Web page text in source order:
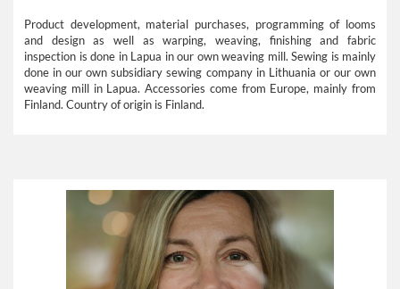
Product development, material purchases, programming of looms
and design as well as warping, weaving, finishing and fabric
inspection is done in Lapua in our own weaving mill. Sewing is mainly
done in our own subsidiary sewing company in Lithuania or our own
weaving mill in Lapua. Accessories come from Europe, mainly from
Finland. Country of origin is Finland.